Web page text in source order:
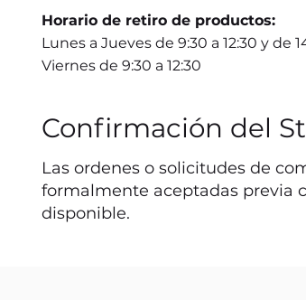
Horario de retiro de productos:
Lunes a Jueves de 9:30 a 12:30 y de
Viernes de 9:30 a 12:30
Confirmación del
Las ordenes o solicitudes de
formalmente aceptadas previa
disponible.